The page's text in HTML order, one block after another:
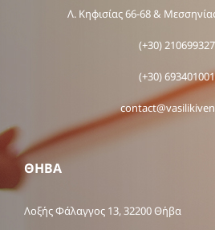
Λ. Κηφισίας 66-68 &
(+30)
(+30)
ΘΗΒΑ
Λοξής Φάλαγγος 13, 32200 Θήβα